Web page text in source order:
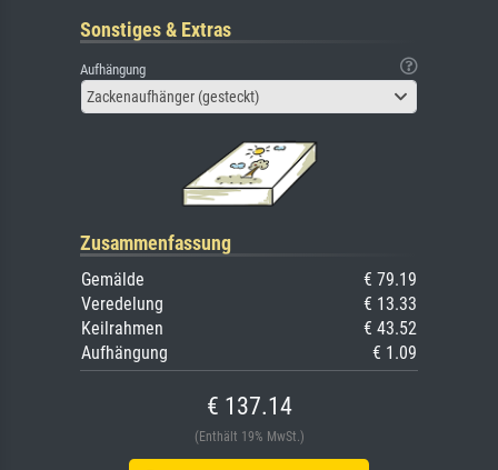
Sonstiges & Extras
Aufhängung
Zackenaufhänger (gesteckt)
Zusammenfassung
Gemälde
€ 79.19
Veredelung
€ 13.33
Keilrahmen
€ 43.52
Aufhängung
€ 1.09
€ 137.14
(Enthält 19% MwSt.)